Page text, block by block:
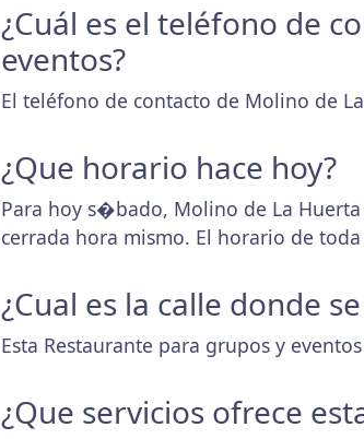
¿Cuál es el teléfono de
eventos?
El teléfono de contacto de Molino de
¿Que horario hace hoy?
Para hoy s�bado, Molino de La
cerrada hora mismo. El horario de
¿Cual es la calle donde
Esta Restaurante para grupos y
¿Que servicios ofrece